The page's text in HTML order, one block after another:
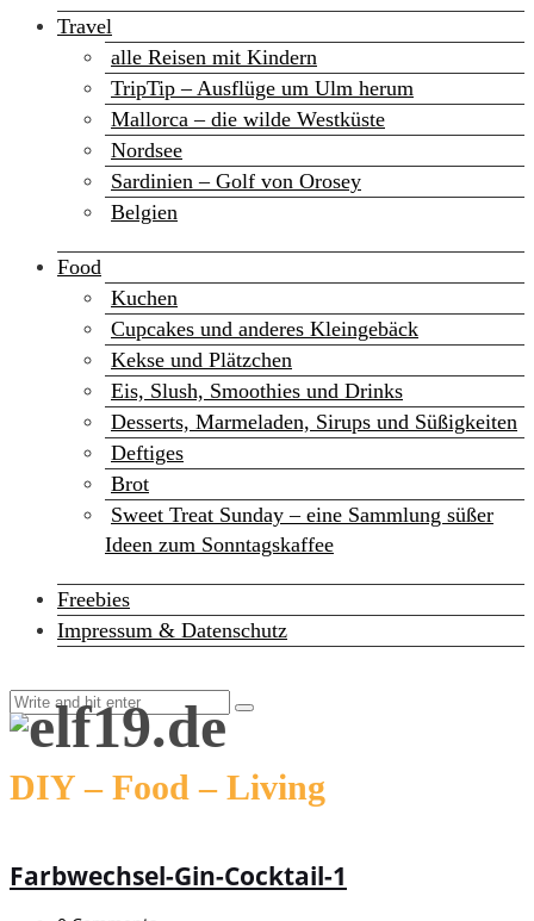
Travel
alle Reisen mit Kindern
TripTip – Ausflüge um Ulm herum
Mallorca – die wilde Westküste
Nordsee
Sardinien – Golf von Orosey
Belgien
Food
Kuchen
Cupcakes und anderes Kleingebäck
Kekse und Plätzchen
Eis, Slush, Smoothies und Drinks
Desserts, Marmeladen, Sirups und Süßigkeiten
Deftiges
Brot
Sweet Treat Sunday – eine Sammlung süßer
Ideen zum Sonntagskaffee
Freebies
Impressum & Datenschutz
DIY – Food – Living
Farbwechsel-Gin-Cocktail-1